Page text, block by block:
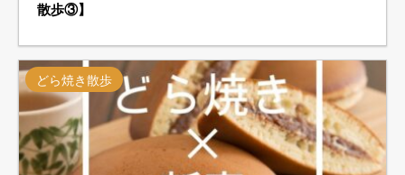
散歩③】
どら焼き散歩